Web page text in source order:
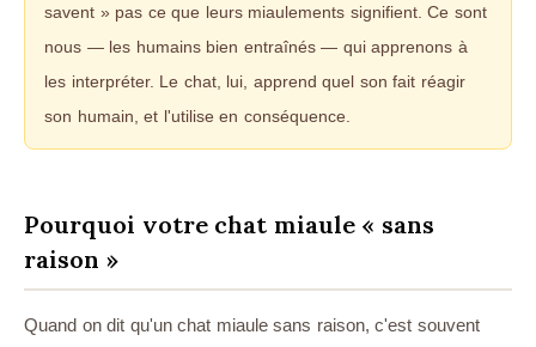
savent » pas ce que leurs miaulements signifient. Ce sont
nous — les humains bien entraînés — qui apprenons à
les interpréter. Le chat, lui, apprend quel son fait réagir
son humain, et l'utilise en conséquence.
Pourquoi votre chat miaule « sans
raison »
Quand on dit qu'un chat miaule sans raison, c'est souvent